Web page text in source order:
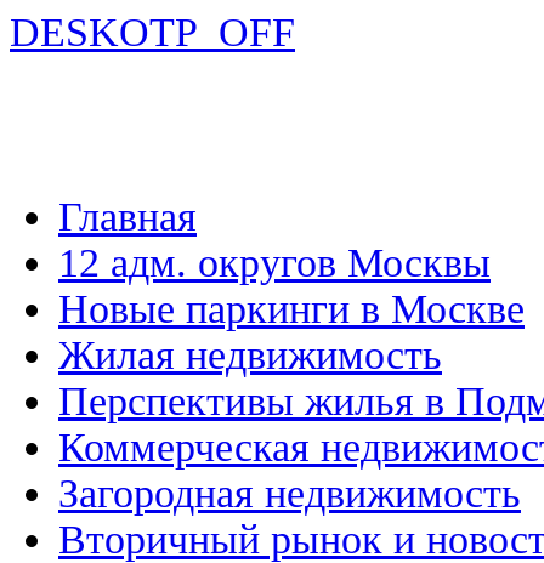
DESKOTP_OFF
Главная
12 адм. округов Москвы
Новые паркинги в Москве
Жилая недвижимость
Перспективы жилья в
Коммерческая
Загородная недвижимость
Вторичный рынок и